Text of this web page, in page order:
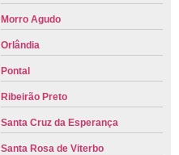
Morro Agudo
Orlândia
Pontal
Ribeirão Preto
Santa Cruz da Esperança
Santa Rosa de Viterbo